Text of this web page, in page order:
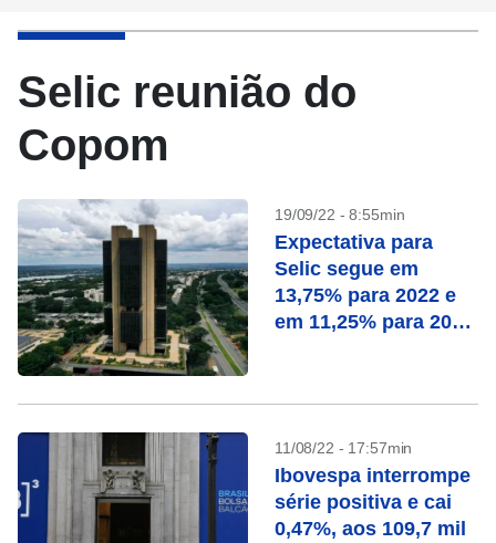
Selic reunião do
Copom
19/09/22 - 8:55min
Expectativa para
Selic segue em
13,75% para 2022 e
em 11,25% para 2023
11/08/22 - 17:57min
Ibovespa interrompe
série positiva e cai
0,47%, aos 109,7 mil